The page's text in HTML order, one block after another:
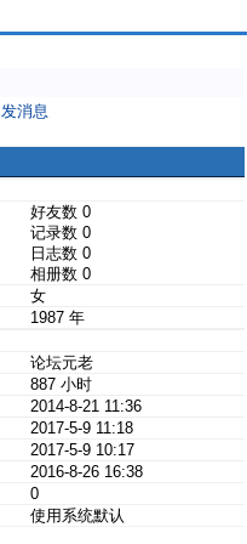
发消息
好友数 0
记录数 0
日志数 0
相册数 0
女
1987 年
论坛元老
887 小时
2014-8-21 11:36
2017-5-9 11:18
2017-5-9 10:17
2016-8-26 16:38
0
使用系统默认